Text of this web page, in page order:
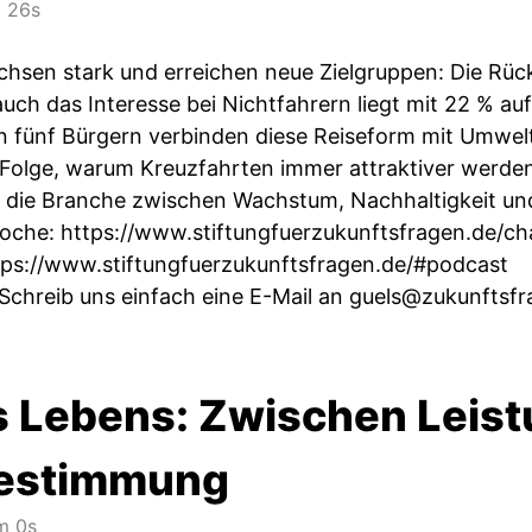
26s
stark und erreichen neue Zielgruppen: Die
das Interesse bei Nichtfahrern liegt mit 22 %
fünf Bürgern verbinden diese Reiseform mit
warum Kreuzfahrten immer attraktiver
Branche zwischen Wachstum, Nachhaltigkeit
https://www.stiftungfuerzukunftsfragen.de/
www.stiftungfuerzukunftsfragen.de/#podcast
uns einfach eine E-Mail an
Lebens: Zwischen
0s